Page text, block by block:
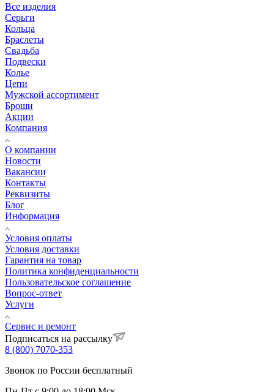
Все изделия
Серьги
Кольца
Браслеты
Свадьба
Подвески
Колье
Цепи
Мужской ассортимент
Броши
Акции
Компания
О компании
Новости
Вакансии
Контакты
Реквизиты
Блог
Информация
Условия оплаты
Условия доставки
Гарантия на товар
Политика конфиденциальности
Пользовательское соглашение
Вопрос-ответ
Услуги
Сервис и ремонт
Подписаться на рассылку
8 (800) 7070-353
Звонок по России бесплатный